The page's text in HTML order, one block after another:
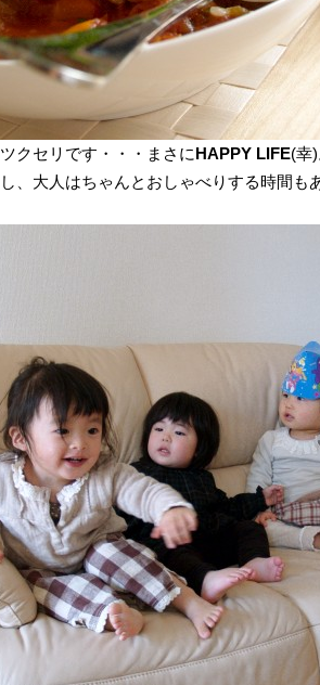
クセリです・・・まさにHAPPY LIFE(幸)
、大人はちゃんとおしゃべりする時間も